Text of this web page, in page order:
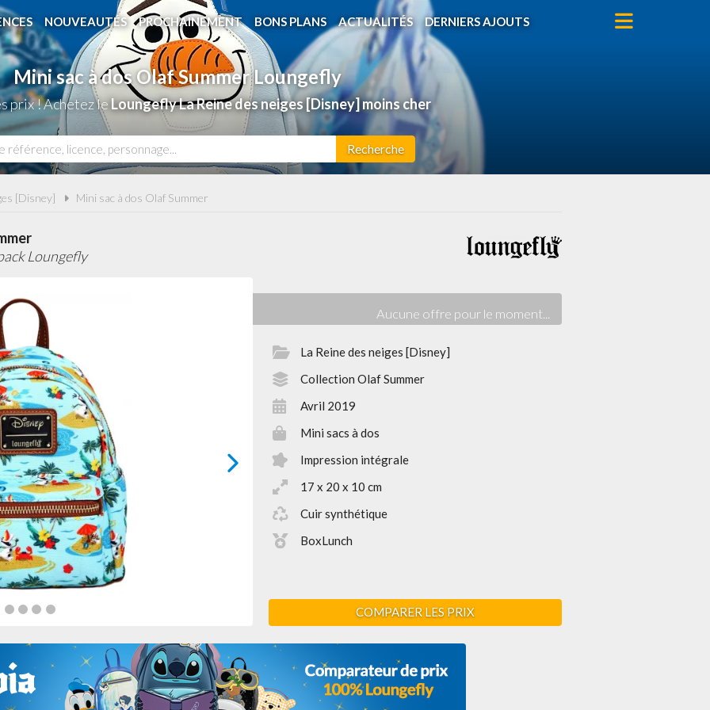
NOUVEAUTÉS PROCHAINEMENT BONS PLANS ACTUALITÉS DERNIERS AJOUTS
Mini sac à dos Olaf Summer Loungefly
prix ! Achetez leLoungefly La Reine des neiges [Disney] moins cher
Recherche
[Disney] Mini sac à dos Olaf Summer
Loungefly
La Reine des neiges [Disney]
Collection Olaf Summer
Avril 2019
Mini sacs à dos
Impression intégrale
17 x 20 x 10 cm
Cuir synthétique
BoxLunch
COMPARER LES PRIX